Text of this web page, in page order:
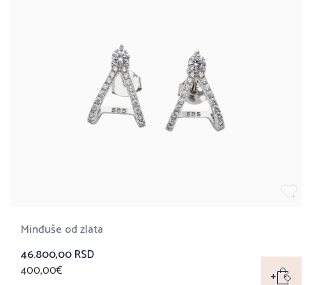
Minđuše od zlata
46.800,00 RSD
400,00€ +